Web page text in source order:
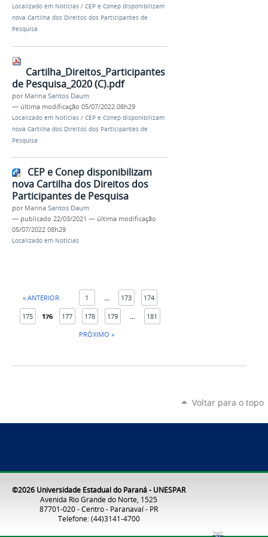
Localizado em Notícias / CEP e Conep disponibilizam
nova Cartilha dos Direitos dos Participantes de
Pesquisa
Cartilha_Direitos_Participantes
de Pesquisa_2020 (C).pdf
por Marina Santos Daum
— última modificação 05/07/2022 08h29
Localizado em Notícias / CEP e Conep disponibilizam
nova Cartilha dos Direitos dos Participantes de
Pesquisa
CEP e Conep disponibilizam
nova Cartilha dos Direitos dos
Participantes de Pesquisa
por Marina Santos Daum
— publicado 22/03/2021 — última modificação
05/07/2022 08h29
Localizado em Notícias
« ANTERIOR 1 ... 173 174
175 176 177 178 179 ...
181
PRÓXIMO »
Voltar para o topo
©2026 Universidade Estadual do Paraná - UNESPAR
Avenida Rio Grande do Norte, 1525
87701-020 - Centro - Paranavaí - PR
Telefone: (44)3141-4700